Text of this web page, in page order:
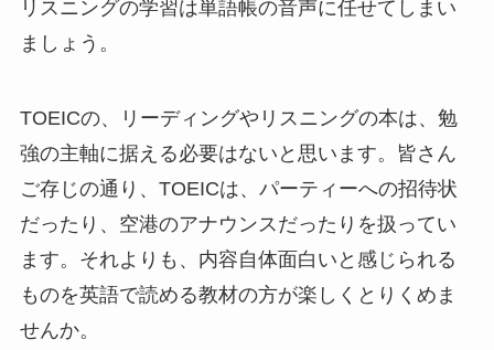
リスニングの学習は単語帳の音声に任せてしまい
ましょう。
TOEICの、リーディングやリスニングの本は、勉
強の主軸に据える必要はないと思います。皆さん
ご存じの通り、TOEICは、パーティーへの招待状
だったり、空港のアナウンスだったりを扱ってい
ます。それよりも、内容自体面白いと感じられる
ものを英語で読める教材の方が楽しくとりくめま
せんか。